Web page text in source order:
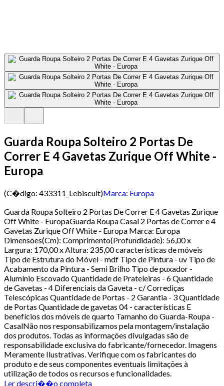
Guarda Roupa Solteiro 2 Portas De
Correr E 4 Gavetas Zurique Off White -
Europa
(C�digo: 433311_Lebiscuit)Marca: Europa
Guarda Roupa Solteiro 2 Portas De Correr E 4 Gavetas Zurique
Off White - EuropaGuarda Roupa Casal 2 Portas de Correr e 4
Gavetas Zurique Off White - Europa Marca: Europa
Dimensões(Cm): Comprimento(Profundidade): 56,00 x
Largura: 170,00 x Altura: 235,00 características de móveis
Tipo de Estrutura do Móvel - mdf Tipo de Pintura - uv Tipo de
Acabamento da Pintura - Semi Brilho Tipo de puxador -
Alumínio Escovado Quantidade de Prateleiras - 6 Quantidade
de Gavetas - 4 Diferenciais da Gaveta - c/ Corrediças
Telescópicas Quantidade de Portas - 2 Garantia - 3 Quantidade
de Portas Quantidade de gavetas 04 - características E
benefícios dos móveis de quarto Tamanho do Guarda-Roupa -
CasalNão nos responsabilizamos pela montagem/instalação
dos produtos. Todas as informações divulgadas são de
responsabilidade exclusiva do fabricante/fornecedor. Imagens
Meramente Ilustrativas. Verifique com os fabricantes do
produto e de seus componentes eventuais limitações à
utilização de todos os recursos e funcionalidades.
Ler descri��o completa